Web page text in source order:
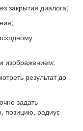
закрытия диалога;
изображением;
результат до
задать
позицию, радиус